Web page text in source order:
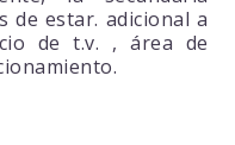
de estar. adicional a
de t.v. , área de